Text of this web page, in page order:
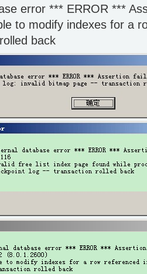
error *** ERROR ***
to modify indexes for a
back